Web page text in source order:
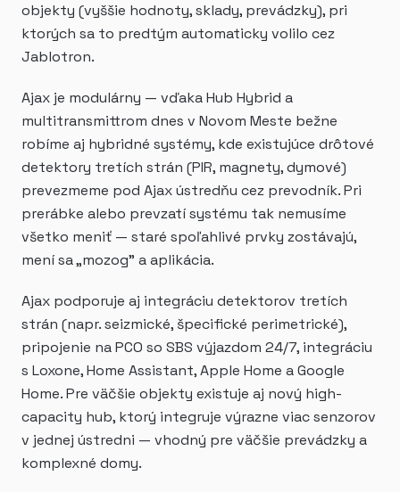
objekty (vyššie hodnoty, sklady, prevádzky), pri
ktorých sa to predtým automaticky volilo cez
Jablotron.
Ajax je modulárny — vďaka Hub Hybrid a
multitransmittrom dnes v Novom Meste bežne
robíme aj hybridné systémy, kde existujúce drôtové
detektory tretích strán (PIR, magnety, dymové)
prevezmeme pod Ajax ústredňu cez prevodník. Pri
prerábke alebo prevzatí systému tak nemusíme
všetko meniť — staré spoľahlivé prvky zostávajú,
mení sa „mozog" a aplikácia.
Ajax podporuje aj integráciu detektorov tretích
strán (napr. seizmické, špecifické perimetrické),
pripojenie na PCO so SBS výjazdom 24/7, integráciu
s Loxone, Home Assistant, Apple Home a Google
Home. Pre väčšie objekty existuje aj nový high-
capacity hub, ktorý integruje výrazne viac senzorov
v jednej ústredni — vhodný pre väčšie prevádzky a
komplexné domy.